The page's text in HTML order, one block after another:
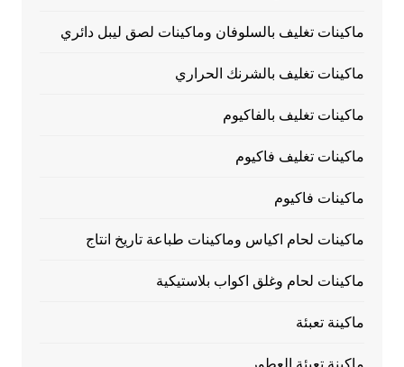
ماكينات تغليف بالسلوفان وماكينات لصق ليبل دائري
ماكينات تغليف بالشرنك الحراري
ماكينات تغليف بالفاكيوم
ماكينات تغليف فاكيوم
ماكينات فاكيوم
ماكينات لحام اكياس وماكينات طباعة تاريخ انتاج
ماكينات لحام وغلق اكواب بلاستيكية
ماكينة تعبئة